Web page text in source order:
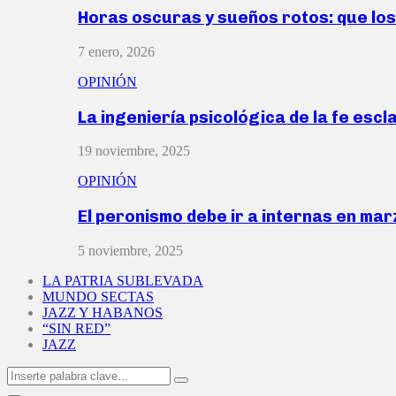
Horas oscuras y sueños rotos: que
7 enero, 2026
OPINIÓN
La ingeniería psicológica de la fe
19 noviembre, 2025
OPINIÓN
El peronismo debe ir a internas en
5 noviembre, 2025
LA PATRIA SUBLEVADA
MUNDO SECTAS
JAZZ Y HABANOS
“SIN RED”
JAZZ
Search
for:
Search